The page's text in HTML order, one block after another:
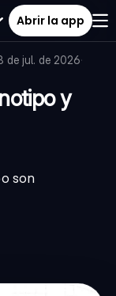
Abrir la app
de jul. de 2026·
y
son